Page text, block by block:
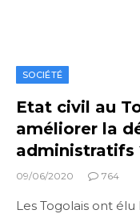
SOCIÉTÉ
Etat civil au
améliorer la
administratifs
09/06/2020 764
Les Togolais ont